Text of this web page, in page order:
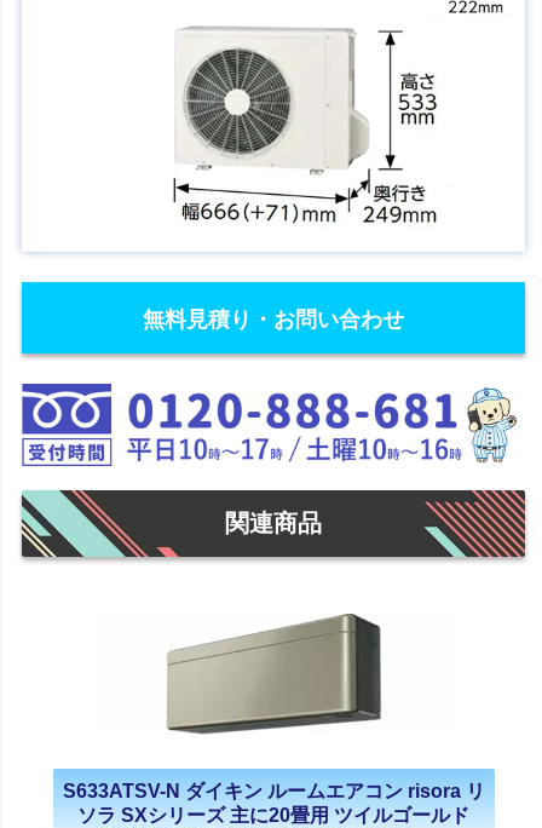
無料見積り・お問い合わせ
関連商品
S633ATSV-N ダイキン ルームエアコン risora リ
ソラ SXシリーズ 主に20畳用 ツイルゴールド